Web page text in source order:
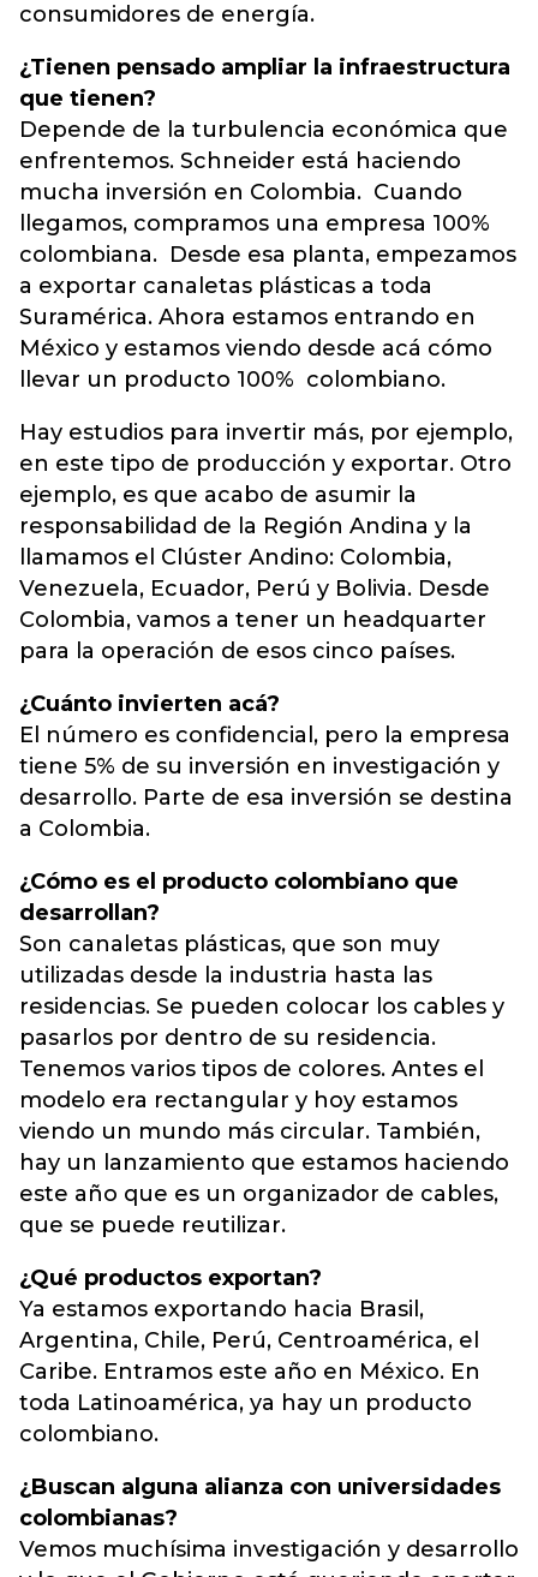
consumidores de energía.
¿Tienen pensado ampliar la infraestructura
que tienen?
Depende de la turbulencia económica que
enfrentemos. Schneider está haciendo
mucha inversión en Colombia. Cuando
llegamos, compramos una empresa 100%
colombiana. Desde esa planta, empezamos
a exportar canaletas plásticas a toda
Suramérica. Ahora estamos entrando en
México y estamos viendo desde acá cómo
llevar un producto 100% colombiano.
Hay estudios para invertir más, por ejemplo,
en este tipo de producción y exportar. Otro
ejemplo, es que acabo de asumir la
responsabilidad de la Región Andina y la
llamamos el Clúster Andino: Colombia,
Venezuela, Ecuador, Perú y Bolivia. Desde
Colombia, vamos a tener un headquarter
para la operación de esos cinco países.
¿Cuánto invierten acá?
El número es confidencial, pero la empresa
tiene 5% de su inversión en investigación y
desarrollo. Parte de esa inversión se destina
a Colombia.
¿Cómo es el producto colombiano que
desarrollan?
Son canaletas plásticas, que son muy
utilizadas desde la industria hasta las
residencias. Se pueden colocar los cables y
pasarlos por dentro de su residencia.
Tenemos varios tipos de colores. Antes el
modelo era rectangular y hoy estamos
viendo un mundo más circular. También,
hay un lanzamiento que estamos haciendo
este año que es un organizador de cables,
que se puede reutilizar.
¿Qué productos exportan?
Ya estamos exportando hacia Brasil,
Argentina, Chile, Perú, Centroamérica, el
Caribe. Entramos este año en México. En
toda Latinoamérica, ya hay un producto
colombiano.
¿Buscan alguna alianza con universidades
colombianas?
Vemos muchísima investigación y desarrollo